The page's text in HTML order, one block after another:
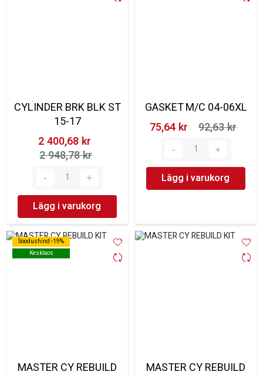
CYLINDER BRK BLK ST
15-17
2 400,68 kr‎
2 948,78 kr‎
Lägg i varukorg
GASKET M/C 04-06XL
75,64 kr‎
92,63 kr‎
Lägg i varukorg
Soodushind -19%
Kesklaos
Soodushind -19%
Kesklaos
MASTER CY REBUILD
MASTER CY REBUILD